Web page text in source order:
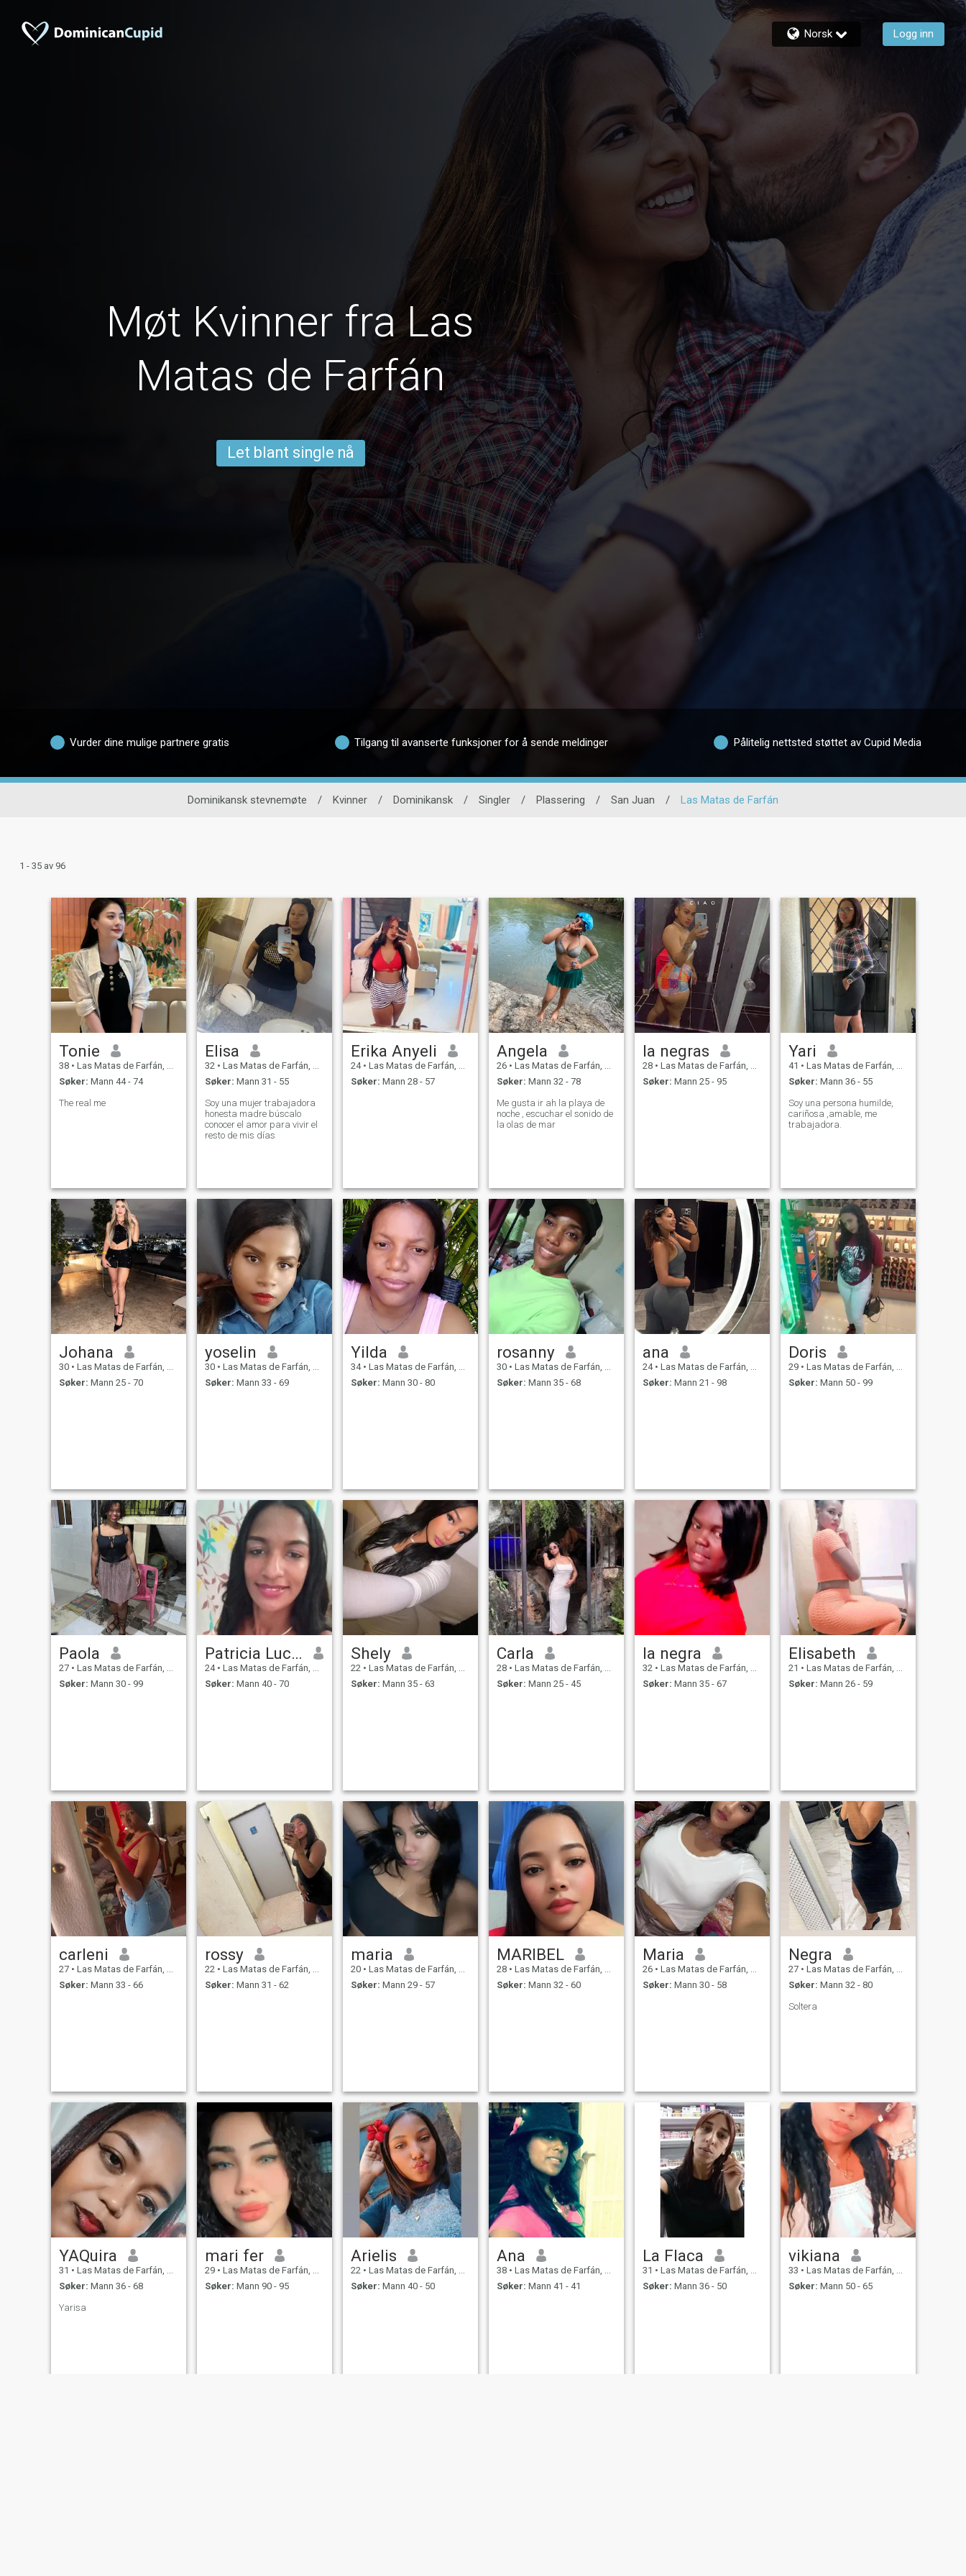
Norsk Logg inn
Møt Kvinner fra Las
Matas de Farfán
Let blant single nå
Vurder dine mulige partnere gratis Tilgang til avanserte funksjoner for å sende meldinger Pålitelig nettsted støttet av Cupid Media
Dominikansk stevnemøte / Kvinner / Dominikansk / Singler / Plassering / San Juan / Las Matas de Farfán
1 - 35 av 96
Tonie
38 • Las Matas de Farfán, San Juan, Den Dominikanske Rep.
Søker: Mann 44 - 74
The real me
Elisa
32 • Las Matas de Farfán, San Juan, Den Dominikanske Rep.
Søker: Mann 31 - 55
Soy una mujer trabajadora
honesta madre búscalo
conocer el amor para vivir el
resto de mis días
Erika Anyeli
24 • Las Matas de Farfán, San Juan, Den Dominikanske Rep.
Søker: Mann 28 - 57
Angela
26 • Las Matas de Farfán, San Juan, Den Dominikanske Rep.
Søker: Mann 32 - 78
Me gusta ir ah la playa de
noche , escuchar el sonido de
la olas de mar
la negras
28 • Las Matas de Farfán, San Juan, Den Dominikanske Rep.
Søker: Mann 25 - 95
Yari
41 • Las Matas de Farfán, San Juan, Den Dominikanske Rep.
Søker: Mann 36 - 55
Soy una persona humilde,
cariñosa ,amable, me
trabajadora.
Johana
30 • Las Matas de Farfán, San Juan, Den Dominikanske Rep.
Søker: Mann 25 - 70
yoselin
30 • Las Matas de Farfán, San Juan, Den Dominikanske Rep.
Søker: Mann 33 - 69
Yilda
34 • Las Matas de Farfán, San Juan, Den Dominikanske Rep.
Søker: Mann 30 - 80
rosanny
30 • Las Matas de Farfán, San Juan, Den Dominikanske Rep.
Søker: Mann 35 - 68
ana
24 • Las Matas de Farfán, San Juan, Den Dominikanske Rep.
Søker: Mann 21 - 98
Doris
29 • Las Matas de Farfán, San Juan, Den Dominikanske Rep.
Søker: Mann 50 - 99
Paola
27 • Las Matas de Farfán, San Juan, Den Dominikanske Rep.
Søker: Mann 30 - 99
Patricia Luciano
24 • Las Matas de Farfán, San Juan, Den Dominikanske Rep.
Søker: Mann 40 - 70
Shely
22 • Las Matas de Farfán, San Juan, Den Dominikanske Rep.
Søker: Mann 35 - 63
Carla
28 • Las Matas de Farfán, San Juan, Den Dominikanske Rep.
Søker: Mann 25 - 45
la negra
32 • Las Matas de Farfán, San Juan, Den Dominikanske Rep.
Søker: Mann 35 - 67
Elisabeth
21 • Las Matas de Farfán, San Juan, Den Dominikanske Rep.
Søker: Mann 26 - 59
carleni
27 • Las Matas de Farfán, San Juan, Den Dominikanske Rep.
Søker: Mann 33 - 66
rossy
22 • Las Matas de Farfán, San Juan, Den Dominikanske Rep.
Søker: Mann 31 - 62
maria
20 • Las Matas de Farfán, San Juan, Den Dominikanske Rep.
Søker: Mann 29 - 57
MARIBEL
28 • Las Matas de Farfán, San Juan, Den Dominikanske Rep.
Søker: Mann 32 - 60
Maria
26 • Las Matas de Farfán, San Juan, Den Dominikanske Rep.
Søker: Mann 30 - 58
Negra
27 • Las Matas de Farfán, San Juan, Den Dominikanske Rep.
Søker: Mann 32 - 80
Soltera
YAQuira
31 • Las Matas de Farfán, San Juan, Den Dominikanske Rep.
Søker: Mann 36 - 68
Yarisa
mari fer
29 • Las Matas de Farfán, San Juan, Den Dominikanske Rep.
Søker: Mann 90 - 95
Arielis
22 • Las Matas de Farfán, San Juan, Den Dominikanske Rep.
Søker: Mann 40 - 50
Ana
38 • Las Matas de Farfán, San Juan, Den Dominikanske Rep.
Søker: Mann 41 - 41
La Flaca
31 • Las Matas de Farfán, San Juan, Den Dominikanske Rep.
Søker: Mann 36 - 50
vikiana
33 • Las Matas de Farfán, San Juan, Den Dominikanske Rep.
Søker: Mann 50 - 65